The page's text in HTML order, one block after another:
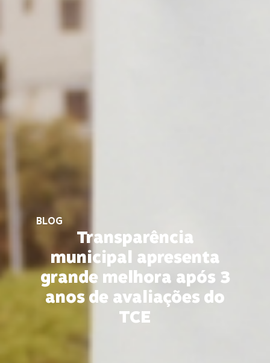
BLOG
Transparência
municipal apresenta
grande melhora após 3
anos de avaliações do
TCE